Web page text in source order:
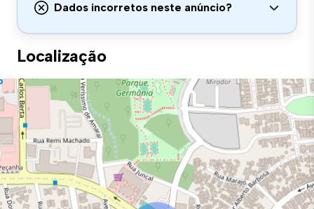
Dados incorretos neste anúncio?
Localização